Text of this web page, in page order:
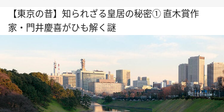
【東京の昔】知られざる皇居の秘密① 直木賞作
家・門井慶喜がひも解く謎